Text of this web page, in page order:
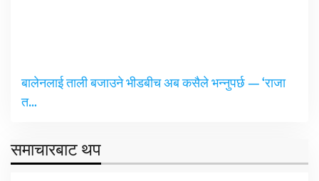
बालेनलाई ताली बजाउने भीडबीच अब कसैले भन्नुपर्छ — ‘राजा
त…
समाचारबाट थप